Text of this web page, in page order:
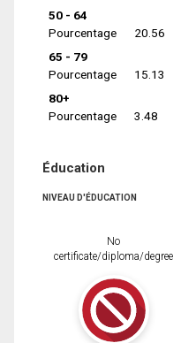
50 - 64
Pourcentage
20.56
65 - 79
Pourcentage
15.13
80+
Pourcentage
3.48
Éducation
NIVEAU D'ÉDUCATION
No
certificate/diploma/degree